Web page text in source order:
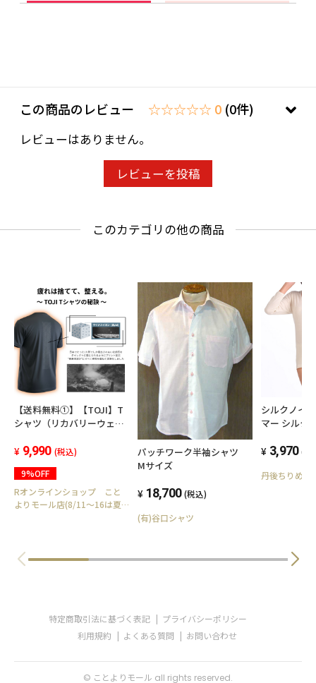
この商品のレビュー ☆☆☆☆☆ 0 (0件)
レビューはありません。
レビューを投稿
このカテゴリの他の商品
【送料無料①】【TOJI】T
シャツ（リカバリーウェ
9,990 (税込)
9%OFF
Rオンラインショップ こと
よりモール店(8/11～16は夏
パッチワーク半袖シャツ
Mサイズ
18,700 (税込)
(有)谷口シャツ
シルクノイ
マー シルク
3,970 (税
丹後ちりめん
特定商取引法に基づく表記
プライバシーポリシー
利用規約
よくある質問 お問い合わせ
© ことよりモール all rights reserved.